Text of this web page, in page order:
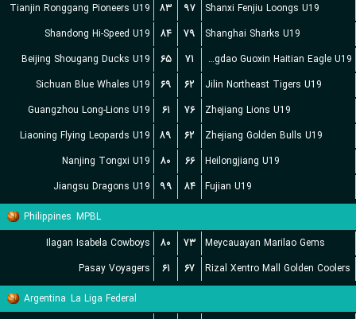
Tianjin Ronggang Pioneers U19
۸۳ ۹۷
Shanxi Fenjiu Loongs U19
Shandong Hi-Speed U19
۸۴ ۷۹
Shanghai Sharks U19
Beijing Shougang Ducks U19
۶۵ ۷۱
Qingdao Guoxin Haitian Eagle U19
Sichuan Blue Whales U19
۶۹ ۶۲
Jilin Northeast Tigers U19
Guangzhou Long-Lions U19
۶۱ ۷۶
Zhejiang Lions U19
Liaoning Flying Leopards U19
۸۹ ۶۲
Zhejiang Golden Bulls U19
Nanjing Tongxi U19
۸۰ ۶۶
Heilongjiang U19
Jiangsu Dragons U19
۹۹ ۸۴
Fujian U19
Philippines MPBL
Ilagan Isabela Cowboys
۸۰ ۷۳
Meycauayan Marilao Gems
Pasay Voyagers
۶۱ ۶۷
Rizal Xentro Mall Golden Coolers
Argentina La Liga Federal